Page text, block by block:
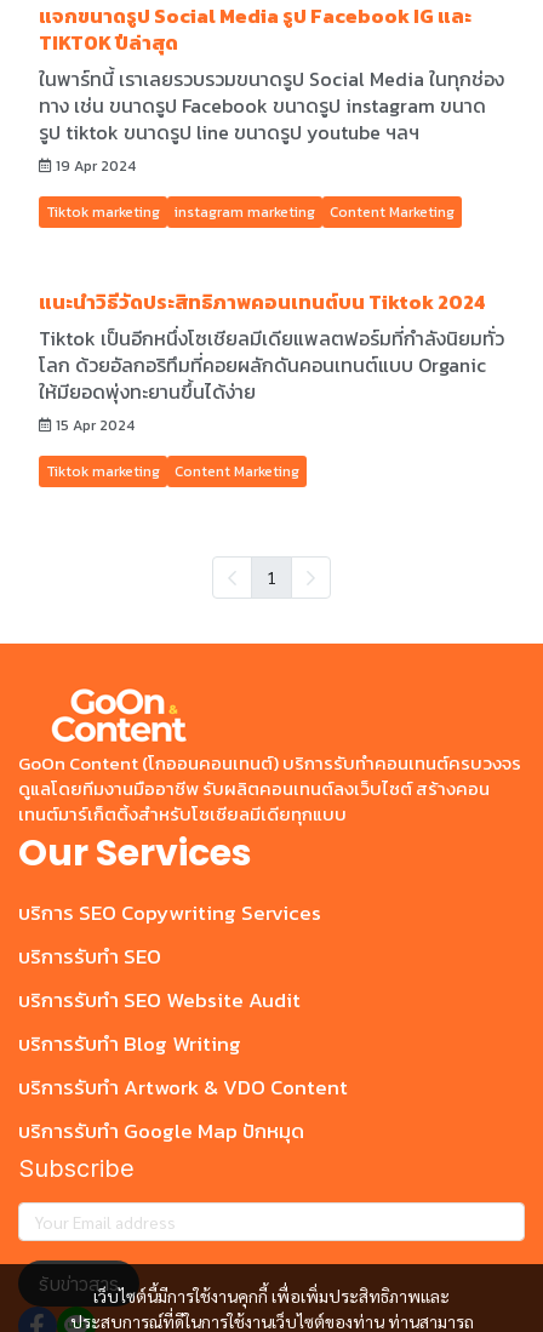
แจกขนาดรูป Social Media รูป Facebook IG และ
TIKTOK ปีล่าสุด
ในพาร์ทนี้ เราเลยรวบรวมขนาดรูป Social Media ในทุกช่อง
ทาง เช่น ขนาดรูป Facebook ขนาดรูป instagram ขนาด
รูป tiktok ขนาดรูป line ขนาดรูป youtube ฯลฯ
19 Apr 2024
Tiktok marketing instagram marketing Content Marketing
แนะนำวิธีวัดประสิทธิภาพคอนเทนต์บน Tiktok 2024
Tiktok เป็นอีกหนึ่งโซเชียลมีเดียแพลตฟอร์มที่กำลังนิยมทั่ว
โลก ด้วยอัลกอริทึมที่คอยผลักดันคอนเทนต์แบบ Organic
ให้มียอดพุ่งทะยานขึ้นได้ง่าย
15 Apr 2024
Tiktok marketing Content Marketing
1
เว็บไซต์นี้มีการใช้งานคุกกี้ เพื่อเพิ่มประสิทธิภาพและ
ประสบการณ์ที่ดีในการใช้งานเว็บไซต์ของท่าน ท่านสามารถ
GoOn Content (โกออนคอนเทนต์) บริการรับทำคอนเทนต์ครบวงจร
ดูแลโดยทีมงานมืออาชีพ รับผลิตคอนเทนต์ลงเว็บไซต์ สร้างคอน
เทนต์มาร์เก็ตติ้งสำหรับโซเชียลมีเดียทุกแบบ
Our Services
บริการ SEO Copywriting Services
บริการรับทำ SEO
บริการรับทำ SEO Website Audit
บริการรับทำ Blog Writing
บริการรับทำ Artwork & VDO Content
บริการรับทำ Google Map ปักหมุด
Subscribe
รับข่าวสาร